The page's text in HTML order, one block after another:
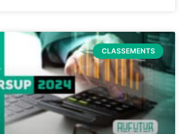
CLASSEMENTS